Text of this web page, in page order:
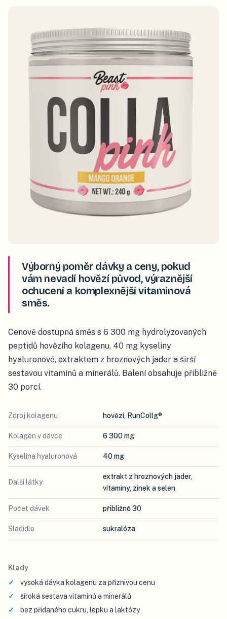
Výborný poměr dávky a ceny, pokud
vám nevadí hovězí původ, výraznější
ochucení a komplexnější vitaminová
směs.
Cenově dostupná směs s 6 300 mg hydrolyzovaných
peptidů hovězího kolagenu, 40 mg kyseliny
hyaluronové, extraktem z hroznových jader a širší
sestavou vitaminů a minerálů. Balení obsahuje přibližně
30 porcí.
Zdroj kolagenu hovězí, RunCollg®
Kolagen v dávce 6 300 mg
Kyselina hyaluronová 40 mg
Další látky
extrakt z hroznových jader,
vitaminy, zinek a selen
Počet dávek přibližně 30
Sladidlo sukralóza
Klady
vysoká dávka kolagenu za příznivou cenu
široká sestava vitaminů a minerálů
bez přidaného cukru, lepku a laktózy